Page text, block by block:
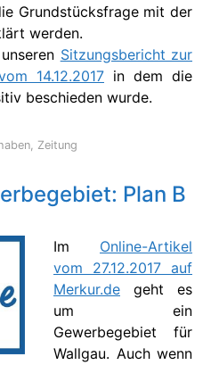
Grundstücksfrage mit der
werden.
Sitzungsbericht zur
14.12.2017 in dem die
beschieden wurde.
, Zeitung
Plan B
Im Online-Artikel
vom 27.12.2017 auf
Merkur.de geht es
um ein
Gewerbegebiet für
Wallgau. Auch wenn